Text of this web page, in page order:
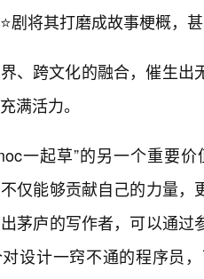
剧将其打磨成故事梗概，
、跨文化的融合，催生出
满活力。
一起草”的另一个重要
仅能够贡献自己的力量
茅庐的写作者，可以通
设计一窍不通的程序员